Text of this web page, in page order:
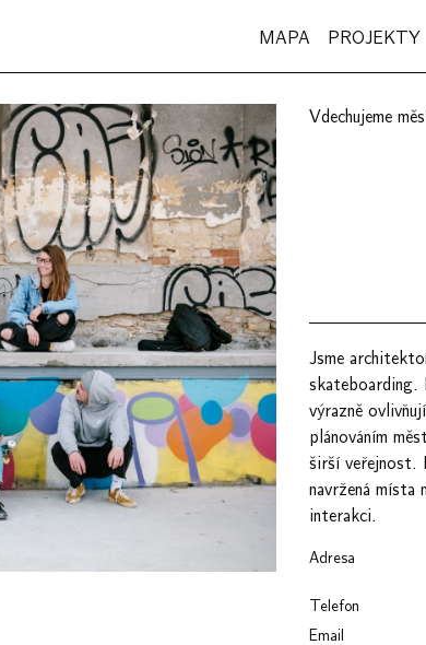
MAPA PROJEKTY
Vdechujeme
Jsme
skateboarding.
výrazně
plánováním
širší veřejnost.
navržená
interakci.
Adresa
Telefon
Email